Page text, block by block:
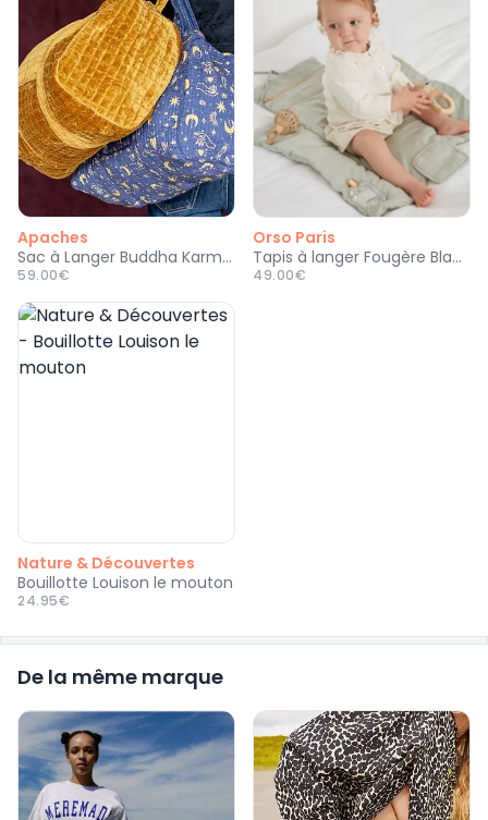
Apaches
Sac à Langer Buddha Karma - Eclipse
59.00€
Orso Paris
Tapis à langer Fougère Blanc Craie
49.00€
Nature & Découvertes
Bouillotte Louison le mouton
24.95€
De la même marque